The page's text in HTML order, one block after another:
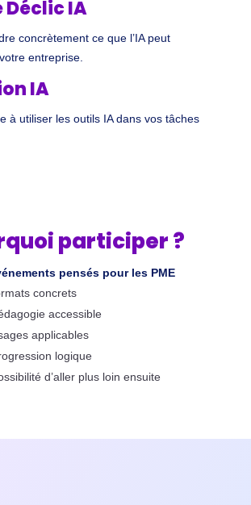
Déclic IA
concrètement ce que l’IA peut
entreprise.
IA
à utiliser les outils IA dans vos tâches
participer ?
pensés pour les PME
concrets
accessible
applicables
logique
d’aller plus loin ensuite